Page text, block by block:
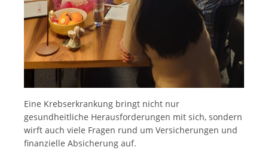
Eine Krebserkrankung bringt nicht nur
gesundheitliche Herausforderungen mit sich, sondern
wirft auch viele Fragen rund um Versicherungen und
finanzielle Absicherung auf.